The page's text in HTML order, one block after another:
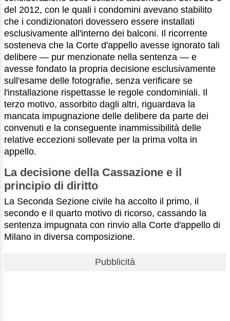
del 2012, con le quali i condomini avevano stabilito
che i condizionatori dovessero essere installati
esclusivamente all'interno dei balconi. Il ricorrente
sosteneva che la Corte d'appello avesse ignorato tali
delibere — pur menzionate nella sentenza — e
avesse fondato la propria decisione esclusivamente
sull'esame delle fotografie, senza verificare se
l'installazione rispettasse le regole condominiali. Il
terzo motivo, assorbito dagli altri, riguardava la
mancata impugnazione delle delibere da parte dei
convenuti e la conseguente inammissibilità delle
relative eccezioni sollevate per la prima volta in
appello.
La decisione della Cassazione e il
principio di diritto
La Seconda Sezione civile ha accolto il primo, il
secondo e il quarto motivo di ricorso, cassando la
sentenza impugnata con rinvio alla Corte d'appello di
Milano in diversa composizione.
Pubblicità